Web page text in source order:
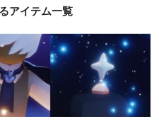
アイテム一覧